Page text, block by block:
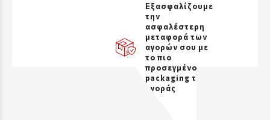
Εξασφαλίζουμε
την
ασφαλέστερη
μεταφορά των
αγορών σου με
το πιο
προσεγμένο
packaging της
αγοράς